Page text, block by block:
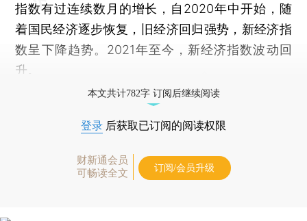
指数有过连续数月的增长，自2020年中开始，随
着国民经济逐步恢复，旧经济回归强势，新经济指
数呈下降趋势。2021年至今，新经济指数波动回
升。
本文共计782字 订阅后继续阅读
登录 后获取已订阅的阅读权限
财新通会员
可畅读全文
订阅/会员升级